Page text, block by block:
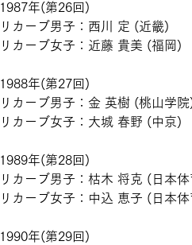
1987年(第26回)
リカーブ男子：西川 定 (近畿)
リカーブ女子：近藤 貴美 (福岡)
1988年(第27回)
リカーブ男子：金 英樹 (桃山学院
リカーブ女子：大城 春野 (中京)
1989年(第28回)
リカーブ男子：枯木 将克 (日本体
リカーブ女子：中込 恵子 (日本体
1990年(第29回)